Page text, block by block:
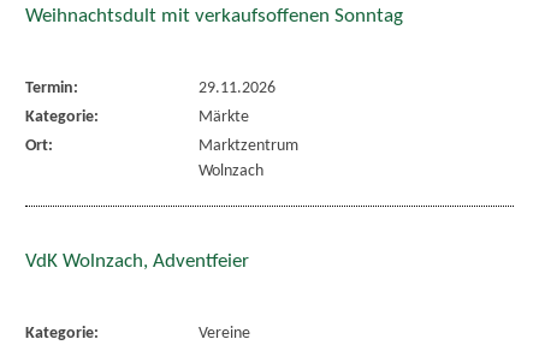
Weihnachtsdult mit verkaufsoffenen Sonntag
Termin:
29.11.2026
Kategorie:
Märkte
Ort:
Marktzentrum
Wolnzach
VdK Wolnzach, Adventfeier
Kategorie:
Vereine